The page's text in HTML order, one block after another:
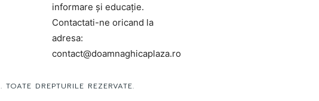
informare și educație.
Contactati-ne oricand la
adresa:
contact@doamnaghicaplaza.ro
. TOATE DREPTURILE REZERVATE.